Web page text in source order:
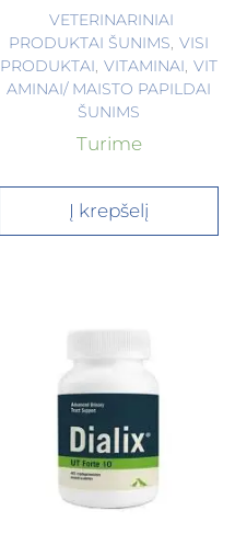
VETERINARINIAI
PRODUKTAI ŠUNIMS VISI
PRODUKTAI VITAMINAI VIT
AMINAI/ MAISTO PAPILDAI
ŠUNIMS
Turime
Į krepšelį